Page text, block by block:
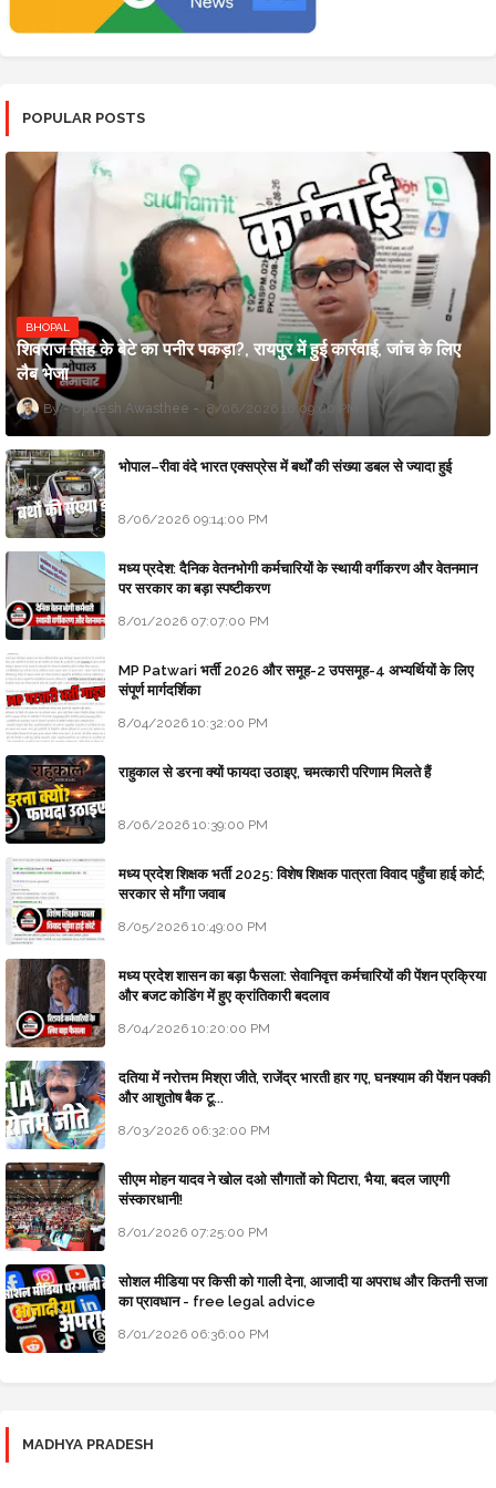
POPULAR POSTS
BHOPAL
शिवराज सिंह के बेटे का पनीर पकड़ा?, रायपुर में हुई कार्रवाई, जांच के लिए
लैब भेजा
Updesh Awasthee 8/06/2026 10:09:00 PM
भोपाल–रीवा वंदे भारत एक्सप्रेस में बर्थों की संख्या डबल से ज्यादा हुई
8/06/2026 09:14:00 PM
मध्य प्रदेश: दैनिक वेतनभोगी कर्मचारियों के स्थायी वर्गीकरण और वेतनमान
पर सरकार का बड़ा स्पष्टीकरण
8/01/2026 07:07:00 PM
MP Patwari भर्ती 2026 और समूह-2 उपसमूह-4 अभ्यर्थियों के लिए
संपूर्ण मार्गदर्शिका
8/04/2026 10:32:00 PM
राहुकाल से डरना क्यों फायदा उठाइए, चमत्कारी परिणाम मिलते हैं
8/06/2026 10:39:00 PM
मध्य प्रदेश शिक्षक भर्ती 2025: विशेष शिक्षक पात्रता विवाद पहुँचा हाई कोर्ट;
सरकार से माँगा जवाब
8/05/2026 10:49:00 PM
मध्य प्रदेश शासन का बड़ा फैसला: सेवानिवृत्त कर्मचारियों की पेंशन प्रक्रिया
और बजट कोडिंग में हुए क्रांतिकारी बदलाव
8/04/2026 10:20:00 PM
दतिया में नरोत्तम मिश्रा जीते, राजेंद्र भारती हार गए, घनश्याम की पेंशन पक्की
और आशुतोष बैक टू...
8/03/2026 06:32:00 PM
सीएम मोहन यादव ने खोल दओ सौगातों को पिटारा, भैया, बदल जाएगी
संस्कारधानी!
8/01/2026 07:25:00 PM
सोशल मीडिया पर किसी को गाली देना, आजादी या अपराध और कितनी सजा
का प्रावधान - free legal advice
8/01/2026 06:36:00 PM
MADHYA PRADESH